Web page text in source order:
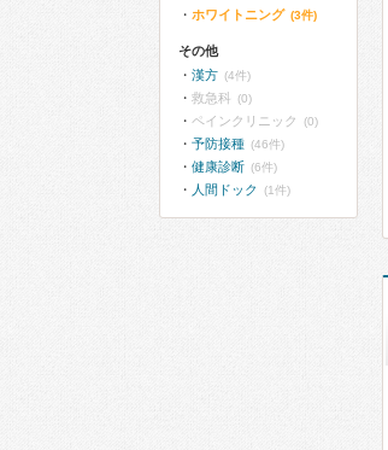
ホワイトニング (3件)
その他
漢方 (4件)
救急科 (0)
ペインクリニック (0)
予防接種 (46件)
健康診断 (6件)
人間ドック (1件)